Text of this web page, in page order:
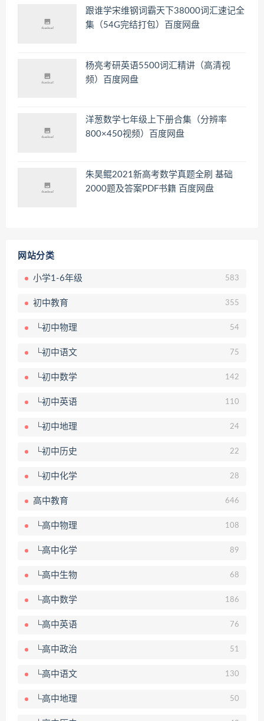
跟谁学宋维钢词霸天下38000词汇速记全
集（54G完结打包）百度网盘
杨亮考研英语5500词汇精讲（高清视
频）百度网盘
洋葱数学七年级上下册合集（分辨率
800×450视频）百度网盘
朱昊鲲2021新高考数学真题全刷 基础
2000题及答案PDF书籍 百度网盘
网站分类
小学1-6年级 583
初中教育 355
└初中物理 54
└初中语文 75
└初中数学 142
└初中英语 110
└初中地理 24
└初中历史 22
└初中化学 28
高中教育 646
└高中物理 108
└高中化学 89
└高中生物 68
└高中数学 186
└高中英语 76
└高中政治 51
└高中语文 130
└高中地理 50